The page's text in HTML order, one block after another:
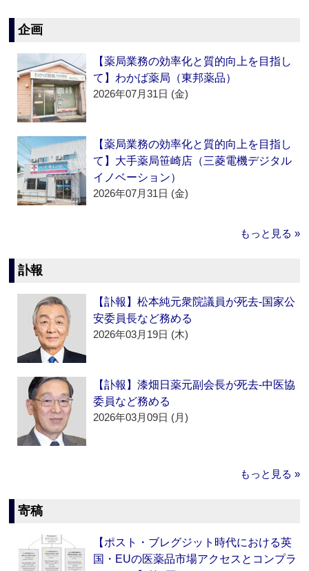
企画
【薬局業務の効率化と質的向上を目指し
て】わかば薬局（東邦薬品）
2026年07月31日 (金)
【薬局業務の効率化と質的向上を目指し
て】大手薬局笹崎店（三菱電機デジタル
イノベーション）
2026年07月31日 (金)
もっと見る »
訃報
【訃報】松本純元衆院議員が死去‐国家公
安委員長など務める
2026年03月19日 (木)
【訃報】漆畑日薬元副会長が死去‐中医協
委員など務める
2026年03月09日 (月)
もっと見る »
寄稿
【ポスト・ブレグジット時代における英
国・EUの医薬品市場アクセスとコンプラ